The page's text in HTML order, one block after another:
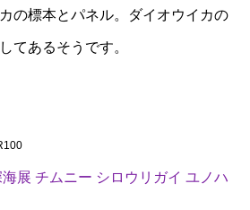
の標本とパネル。ダイオウイカの
てあるそうです。